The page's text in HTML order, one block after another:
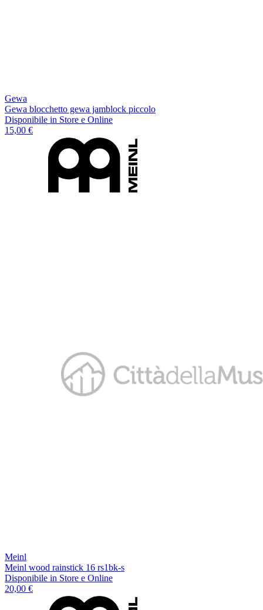
Gewa
Gewa blocchetto gewa jamblock piccolo
Disponibile in Store e Online
15,00 €
Meinl
Meinl wood rainstick 16 rs1bk-s
Disponibile in Store e Online
20,00 €